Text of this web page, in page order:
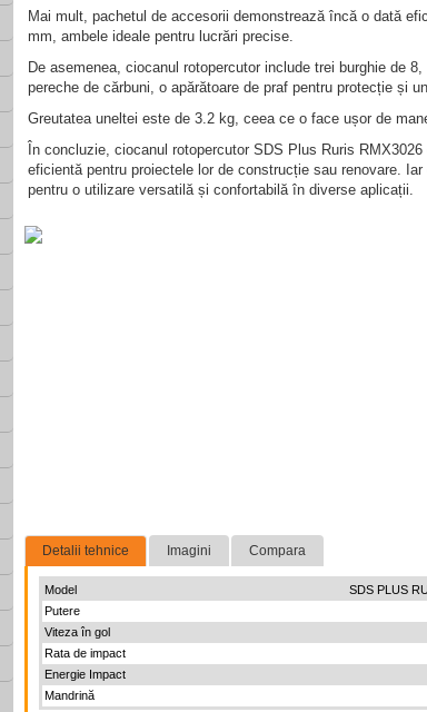
Mai mult, pachetul de accesorii demonstrează încă o dată
mm, ambele ideale pentru lucrări precise.
De asemenea, ciocanul rotopercutor include trei burghie de
pereche de cărbuni, o apărătoare de praf pentru protecție și
Greutatea uneltei este de 3.2 kg, ceea ce o face ușor de
În concluzie, ciocanul rotopercutor SDS Plus Ruris
eficientă pentru proiectele lor de construcție sau renovare.
pentru o utilizare versatilă și confortabilă în diverse aplicații.
Detalii tehnice Imagini Compara
Model
SDS PLUS
Putere
Viteza în gol
Rata de impact
Energie Impact
Mandrină